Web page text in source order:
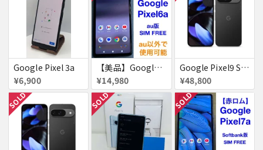
Google Pixel 3a
¥6,900
【美品】Google Pixel 6a 128GB 赤ロム
¥14,980
Google Pixel9 SoftBank Obsidian SIMフリー 送料無料
¥48,800
SOLD SOLD SOLD